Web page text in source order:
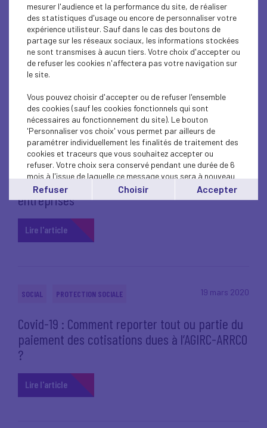
Covid -19 : "Les entreprises mises en grande
difficulté par l'impact du Coronavirus auront
besoin du soutien de l'Etat"
Lire l'article
19 mars 2020
ECONOMIE
Covid-19 : Une brochure pour mieux
comprendre toutes les mesures de soutien aux
entreprises
Lire l'article
19 mars 2020
SOCIAL PROTECTION SOCIALE
Covid-19 : Comment reporter tout ou partie du
paiement des cotisations dues à l’AGIRC-ARRCO
?
Lire l'article
mesurer l'audience et la performance du site, de réaliser
des statistiques d'usage ou encore de personnaliser votre
expérience utilisteur. Sauf dans le cas des boutons de
partage sur les réseaux sociaux, les informations stockées
ne sont transmises à aucun tiers. Votre choix d'accepter ou
de refuser les cookies n'affectera pas votre navigation sur
le site.
Vous pouvez choisir d'accepter ou de refuser l'ensemble
des cookies (sauf les cookies fonctionnels qui sont
nécessaires au fonctionnement du site). Le bouton
'Personnaliser vos choix' vous permet par ailleurs de
paramétrer individuellement les finalités de traitement des
cookies et traceurs que vous souhaitez accepter ou
refuser. Votre choix sera conservé pendant une durée de 6
mois à l'issue de laquelle ce message vous sera à nouveau
affiché..
Vous pouvez modifier votre choix à tout moment en
cliquant sur le lien
Refuser Choisir Accepter